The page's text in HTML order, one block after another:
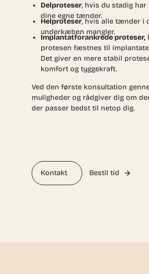
Delproteser, hvis du stadig har
dine egne tænder.
Helproteser, hvis alle tænder i
underkæben mangler.
Implantatforankrede proteser,
protesen fæstnes til
Det giver en mere stabil
komfort og tyggekraft.
Ved den første konsultation
muligheder og rådgiver dig om
der passer bedst til netop dig.
Kontakt Bestil tid